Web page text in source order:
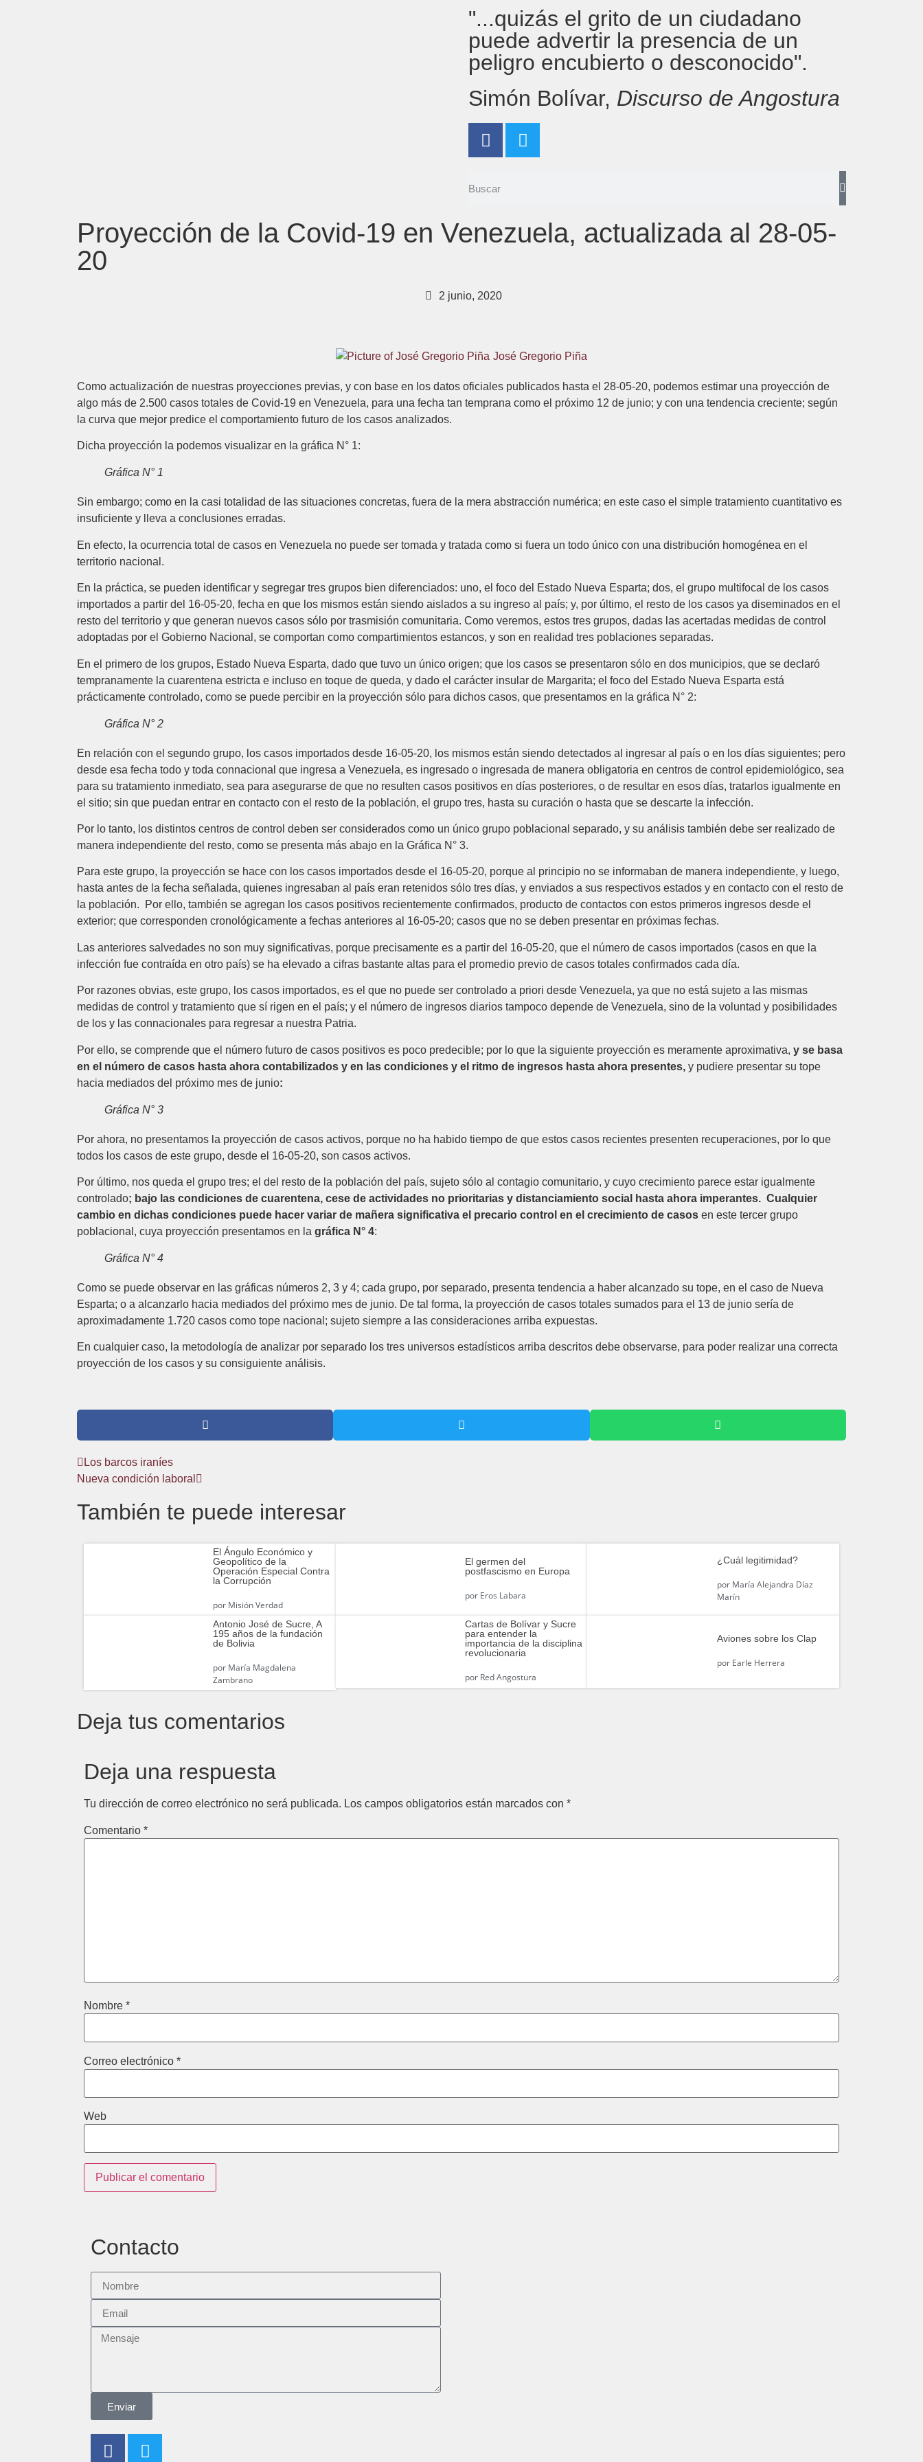
"...quizás el grito de un ciudadano
puede advertir la presencia de un
peligro encubierto o desconocido".
Simón Bolívar, Discurso de Angostura
Proyección de la Covid-19 en Venezuela, actualizada al 28-05-
20
2 junio, 2020
José Gregorio Piña
Como actualización de nuestras proyecciones previas, y con base en los datos oficiales publicados hasta el 28-05-20, podemos estimar una proyección de
algo más de 2.500 casos totales de Covid-19 en Venezuela, para una fecha tan temprana como el próximo 12 de junio; y con una tendencia creciente; según
la curva que mejor predice el comportamiento futuro de los casos analizados.
Dicha proyección la podemos visualizar en la gráfica N° 1:
Gráfica N° 1
Sin embargo; como en la casi totalidad de las situaciones concretas, fuera de la mera abstracción numérica; en este caso el simple tratamiento cuantitativo es
insuficiente y lleva a conclusiones erradas.
En efecto, la ocurrencia total de casos en Venezuela no puede ser tomada y tratada como si fuera un todo único con una distribución homogénea en el
territorio nacional.
En la práctica, se pueden identificar y segregar tres grupos bien diferenciados: uno, el foco del Estado Nueva Esparta; dos, el grupo multifocal de los casos
importados a partir del 16-05-20, fecha en que los mismos están siendo aislados a su ingreso al país; y, por último, el resto de los casos ya diseminados en el
resto del territorio y que generan nuevos casos sólo por trasmisión comunitaria. Como veremos, estos tres grupos, dadas las acertadas medidas de control
adoptadas por el Gobierno Nacional, se comportan como compartimientos estancos, y son en realidad tres poblaciones separadas.
En el primero de los grupos, Estado Nueva Esparta, dado que tuvo un único origen; que los casos se presentaron sólo en dos municipios, que se declaró
tempranamente la cuarentena estricta e incluso en toque de queda, y dado el carácter insular de Margarita; el foco del Estado Nueva Esparta está
prácticamente controlado, como se puede percibir en la proyección sólo para dichos casos, que presentamos en la gráfica N° 2:
Gráfica N° 2
En relación con el segundo grupo, los casos importados desde 16-05-20, los mismos están siendo detectados al ingresar al país o en los días siguientes; pero
desde esa fecha todo y toda connacional que ingresa a Venezuela, es ingresado o ingresada de manera obligatoria en centros de control epidemiológico, sea
para su tratamiento inmediato, sea para asegurarse de que no resulten casos positivos en días posteriores, o de resultar en esos días, tratarlos igualmente en
el sitio; sin que puedan entrar en contacto con el resto de la población, el grupo tres, hasta su curación o hasta que se descarte la infección.
Por lo tanto, los distintos centros de control deben ser considerados como un único grupo poblacional separado, y su análisis también debe ser realizado de
manera independiente del resto, como se presenta más abajo en la Gráfica N° 3.
Para este grupo, la proyección se hace con los casos importados desde el 16-05-20, porque al principio no se informaban de manera independiente, y luego,
hasta antes de la fecha señalada, quienes ingresaban al país eran retenidos sólo tres días, y enviados a sus respectivos estados y en contacto con el resto de
la población. Por ello, también se agregan los casos positivos recientemente confirmados, producto de contactos con estos primeros ingresos desde el
exterior; que corresponden cronológicamente a fechas anteriores al 16-05-20; casos que no se deben presentar en próximas fechas.
Las anteriores salvedades no son muy significativas, porque precisamente es a partir del 16-05-20, que el número de casos importados (casos en que la
infección fue contraída en otro país) se ha elevado a cifras bastante altas para el promedio previo de casos totales confirmados cada día.
Por razones obvias, este grupo, los casos importados, es el que no puede ser controlado a priori desde Venezuela, ya que no está sujeto a las mismas
medidas de control y tratamiento que sí rigen en el país; y el número de ingresos diarios tampoco depende de Venezuela, sino de la voluntad y posibilidades
de los y las connacionales para regresar a nuestra Patria.
Por ello, se comprende que el número futuro de casos positivos es poco predecible; por lo que la siguiente proyección es meramente aproximativa, y se basa
en el número de casos hasta ahora contabilizados y en las condiciones y el ritmo de ingresos hasta ahora presentes, y pudiere presentar su tope
hacia mediados del próximo mes de junio:
Gráfica N° 3
Por ahora, no presentamos la proyección de casos activos, porque no ha habido tiempo de que estos casos recientes presenten recuperaciones, por lo que
todos los casos de este grupo, desde el 16-05-20, son casos activos.
Por último, nos queda el grupo tres; el del resto de la población del país, sujeto sólo al contagio comunitario, y cuyo crecimiento parece estar igualmente
controlado; bajo las condiciones de cuarentena, cese de actividades no prioritarias y distanciamiento social hasta ahora imperantes. Cualquier
cambio en dichas condiciones puede hacer variar de mañera significativa el precario control en el crecimiento de casos en este tercer grupo
poblacional, cuya proyección presentamos en la gráfica N° 4:
Gráfica N° 4
Como se puede observar en las gráficas números 2, 3 y 4; cada grupo, por separado, presenta tendencia a haber alcanzado su tope, en el caso de Nueva
Esparta; o a alcanzarlo hacia mediados del próximo mes de junio. De tal forma, la proyección de casos totales sumados para el 13 de junio sería de
aproximadamente 1.720 casos como tope nacional; sujeto siempre a las consideraciones arriba expuestas.
En cualquier caso, la metodología de analizar por separado los tres universos estadísticos arriba descritos debe observarse, para poder realizar una correcta
proyección de los casos y su consiguiente análisis.
Los barcos iraníes
Nueva condición laboral
También te puede interesar
El Ángulo Económico y
Geopolítico de la
Operación Especial Contra
la Corrupción
por Misión Verdad
El germen del
postfascismo en Europa
porEros Labara
¿Cuál legitimidad?
porMaría Alejandra Díaz
Marín
Antonio José de Sucre, A
195 años de la fundación
de Bolivia
por María Magdalena
Zambrano
Cartas de Bolívar y Sucre
para entender la
importancia de la disciplina
revolucionaria
porRed Angostura
Aviones sobre los Clap
porEarle Herrera
Deja tus comentarios
Deja una respuesta
Tu dirección de correo electrónico no será publicada. Los campos obligatorios están marcados con *
Comentario *
Nombre *
Correo electrónico *
Web
Contacto
Enviar